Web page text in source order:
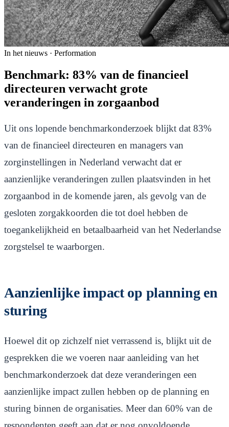
In het nieuws · Performation
Benchmark: 83% van de financieel
directeuren verwacht grote
veranderingen in zorgaanbod
Uit ons lopende benchmarkonderzoek blijkt dat 83%
van de financieel directeuren en managers van
zorginstellingen in Nederland verwacht dat er
aanzienlijke veranderingen zullen plaatsvinden in het
zorgaanbod in de komende jaren, als gevolg van de
gesloten zorgakkoorden die tot doel hebben de
toegankelijkheid en betaalbaarheid van het Nederlandse
zorgstelsel te waarborgen.
Aanzienlijke impact op planning en
sturing
Hoewel dit op zichzelf niet verrassend is, blijkt uit de
gesprekken die we voeren naar aanleiding van het
benchmarkonderzoek dat deze veranderingen een
aanzienlijke impact zullen hebben op de planning en
sturing binnen de organisaties. Meer dan 60% van de